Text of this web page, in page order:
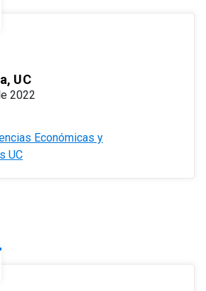
UC
2022
Económicas y
UC